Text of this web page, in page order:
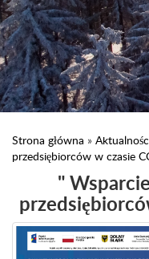
Strona główna »
przedsiębiorców w czasie
"